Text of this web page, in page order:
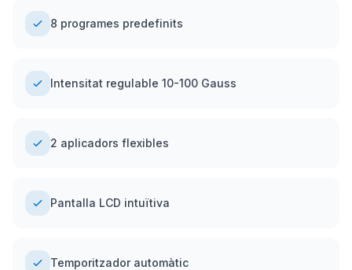
8 programes predefinits
Intensitat regulable 10-100 Gauss
2 aplicadors flexibles
Pantalla LCD intuïtiva
Temporitzador automàtic